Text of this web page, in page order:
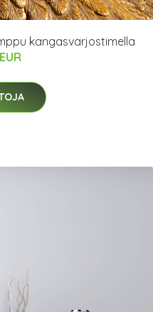
kangasvarjostimella